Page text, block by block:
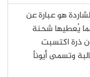
هو عبارة عن
يُعطيها شحنة
ذرة اكتسبت
وتسمى أيوناً